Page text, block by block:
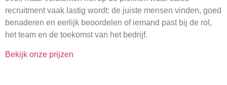
recruitment vaak lastig wordt: de juiste mensen vinden, goed
benaderen en eerlijk beoordelen of iemand past bij de rol,
het team en de toekomst van het bedrijf.
Bekijk onze prijzen